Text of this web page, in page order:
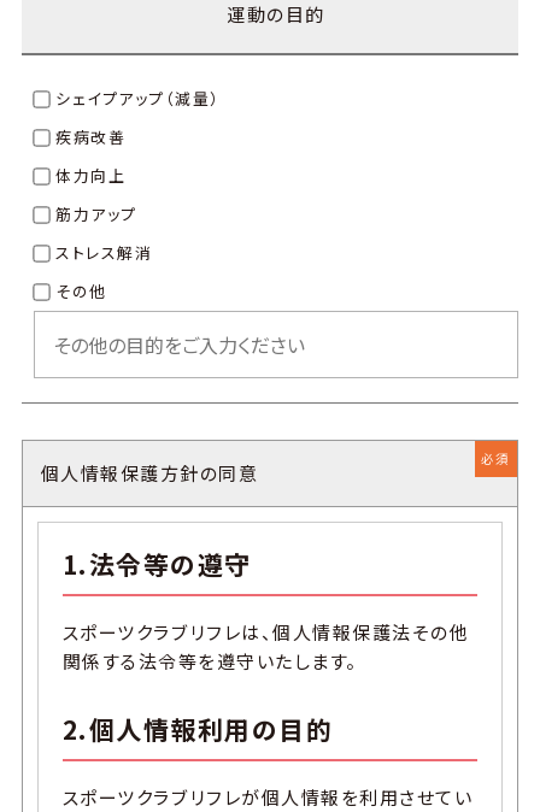
運動の目的
シェイプアップ（減量）
疾病改善
体力向上
筋力アップ
ストレス解消
その他
個人情報保護方針の同意
必須
1.法令等の遵守
スポーツクラブ リフレは、個人情報保護法その他
関係する法令等を遵守いたします。
2.個人情報利用の目的
スポーツクラブ リフレが個人情報を利用させてい